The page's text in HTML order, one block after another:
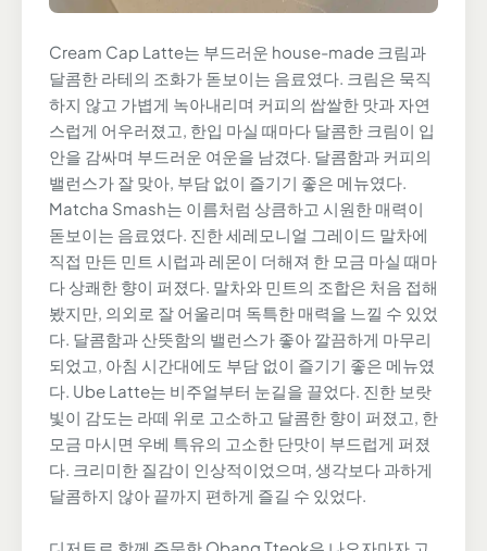
Cream Cap Latte는 부드러운 house-made 크림과
달콤한 라테의 조화가 돋보이는 음료였다. 크림은 묵직
하지 않고 가볍게 녹아내리며 커피의 쌉쌀한 맛과 자연
스럽게 어우러졌고, 한입 마실 때마다 달콤한 크림이 입
안을 감싸며 부드러운 여운을 남겼다. 달콤함과 커피의
밸런스가 잘 맞아, 부담 없이 즐기기 좋은 메뉴였다.
Matcha Smash는 이름처럼 상큼하고 시원한 매력이
돋보이는 음료였다. 진한 세레모니얼 그레이드 말차에
직접 만든 민트 시럽과 레몬이 더해져 한 모금 마실 때마
다 상쾌한 향이 퍼졌다. 말차와 민트의 조합은 처음 접해
봤지만, 의외로 잘 어울리며 독특한 매력을 느낄 수 있었
다. 달콤함과 산뜻함의 밸런스가 좋아 깔끔하게 마무리
되었고, 아침 시간대에도 부담 없이 즐기기 좋은 메뉴였
다. Ube Latte는 비주얼부터 눈길을 끌었다. 진한 보랏
빛이 감도는 라떼 위로 고소하고 달콤한 향이 퍼졌고, 한
모금 마시면 우베 특유의 고소한 단맛이 부드럽게 퍼졌
다. 크리미한 질감이 인상적이었으며, 생각보다 과하게
달콤하지 않아 끝까지 편하게 즐길 수 있었다.